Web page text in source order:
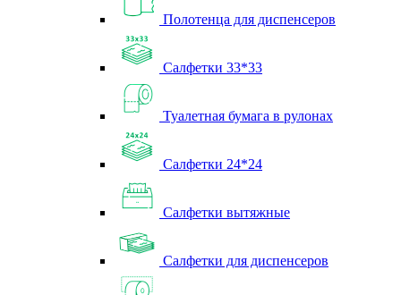
Полотенца для диспенсеров
Салфетки 33*33
Туалетная бумага в рулонах
Салфетки 24*24
Салфетки вытяжные
Салфетки для диспенсеров